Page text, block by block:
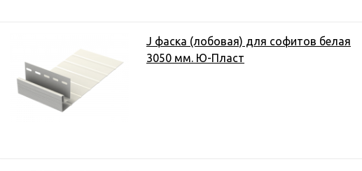
J фаска (лобовая) для софитов белая
3050 мм. Ю-Пласт